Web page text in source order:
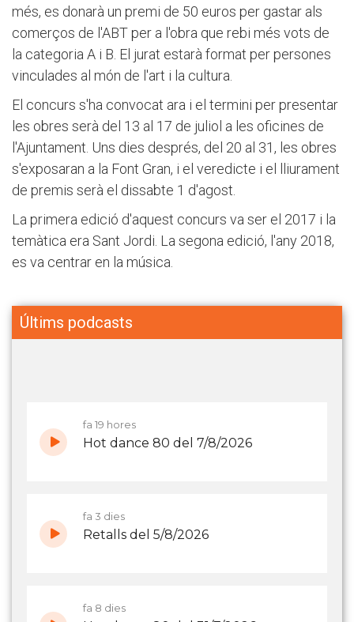
més, es donarà un premi de 50 euros per gastar als
comerços de l'ABT per a l'obra que rebi més vots de
la categoria A i B. El jurat estarà format per persones
vinculades al món de l'art i la cultura.
El concurs s'ha convocat ara i el termini per presentar
les obres serà del 13 al 17 de juliol a les oficines de
l'Ajuntament. Uns dies després, del 20 al 31, les obres
s'exposaran a la Font Gran, i el veredicte i el lliurament
de premis serà el dissabte 1 d'agost.
La primera edició d'aquest concurs va ser el 2017 i la
temàtica era Sant Jordi. La segona edició, l'any 2018,
es va centrar en la música.
Últims podcasts